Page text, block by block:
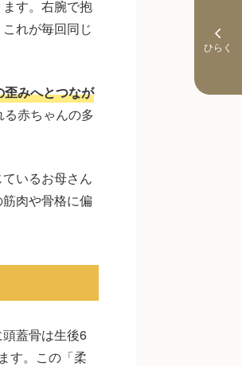
す。右腕で抱
れが毎回同じ
みへとつなが
赤ちゃんの多
いるお母さん
肉や骨格に偏
蓋骨は生後6
す。この「柔